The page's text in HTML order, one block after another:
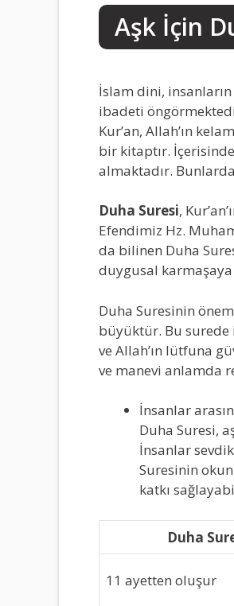
Aşk İçin
İslam dini,
ibadeti
Kur’an, Allah’ın
bir kitaptır.
almaktadır.
Duha Suresi,
Efendimiz Hz.
da bilinen Duha
duygusal
Duha Suresinin
büyüktür. Bu surede
ve Allah’ın lütfuna
ve manevi anlamda
İnsanlar
Duha Suresi,
İnsanlar
Suresinin
katkı
Duha
11 ayetten oluşur